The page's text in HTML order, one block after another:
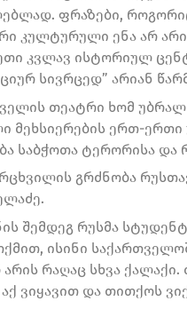
ფრაზები,
კულტურული ენა არ
კვლავ ისტორიულ
სივრცედ” არიან
თეატრი ხომ
მეხსიერების ერთ-
საბჭოთა ტერორისა და
გრძნობა
შემდეგ რუსმა
ისინი
არის რაღაც სხვა
ვიყავით და თითქოს